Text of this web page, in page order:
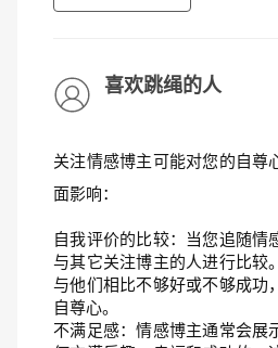
喜欢跳绳的人
关注情感博主可能对您的自尊
面影响：
自我评价的比较：当您追随情
与其它关注博主的人进行比较
与他们相比不够好或不够成功
自尊心。
不满足感：情感博主通常会展